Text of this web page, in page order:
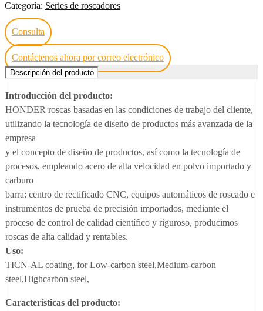
Categoría: Series de roscadores
Consulta
Contáctenos ahora por correo electrónico
Descripción del producto
Introducción del producto:
HONDER roscas basadas en las condiciones de trabajo del cliente,
utilizando la tecnología de diseño de productos más avanzada de la
empresa
y el concepto de diseño de productos, así como la tecnología de
procesos, empleando acero de alta velocidad en polvo importado y
carburo
barra; centro de rectificado CNC, equipos automáticos de roscado e
instrumentos de prueba de precisión importados, mediante el
proceso de control de calidad científico y riguroso, producimos
roscas de alta calidad y rentables.
Uso:
TICN-AL coating, for Low-carbon steel,Medium-carbon
steel,Highcarbon steel,
Características del producto: